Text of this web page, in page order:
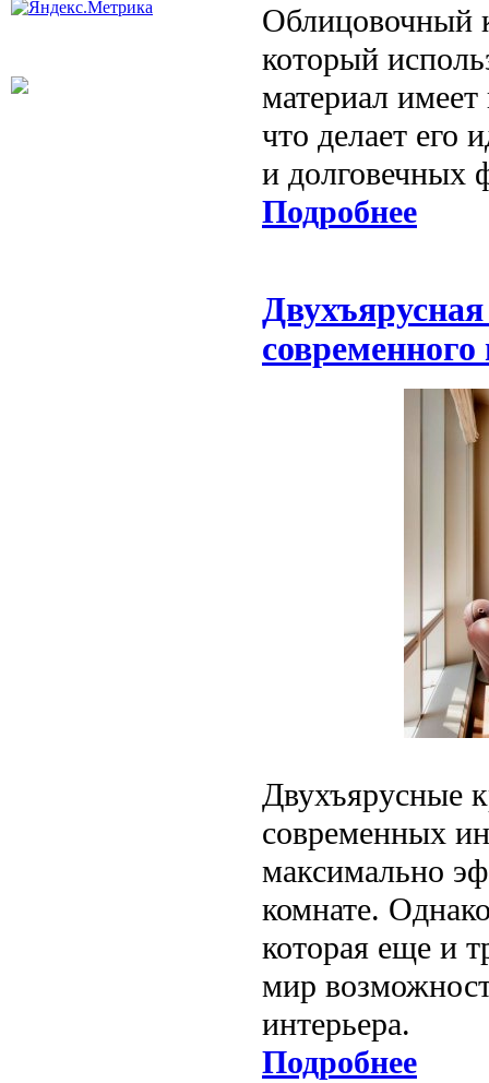
Облицовочный
который
материал
что делает его
и долговечных
Подробнее
современного
Двухъярусные
современных
максимально
комнате.
которая еще и
мир
интерьера.
Подробнее